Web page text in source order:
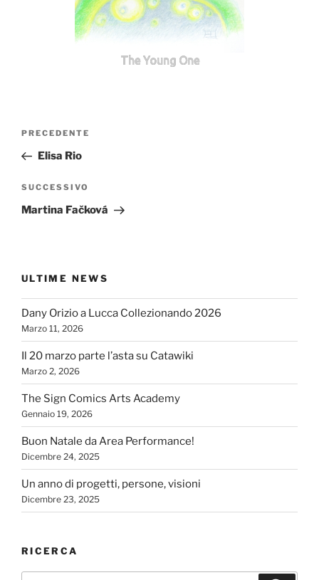
The Young One
Navigazione
Articolo
precedente:
PRECEDENTE
Elisa Rio
Articolo
successivo
SUCCESSIVO
Martina Fačková
ULTIME NEWS
Dany Orizio a Lucca Collezionando 2026
Marzo 11, 2026
Il 20 marzo parte l’asta su Catawiki
Marzo 2, 2026
The Sign Comics Arts Academy
Gennaio 19, 2026
Buon Natale da Area Performance!
Dicembre 24, 2025
Un anno di progetti, persone, visioni
Dicembre 23, 2025
RICERCA